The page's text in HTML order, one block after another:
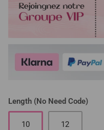
Length (No Need Code)
10 12